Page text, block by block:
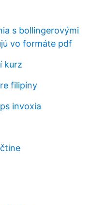
s bollingerovými
vo formáte pdf
kurz
filipíny
invoxia